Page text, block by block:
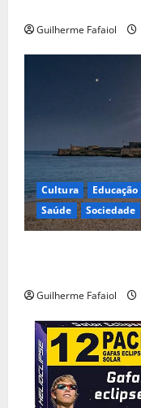
Guilherme Fafaiol
Cultura Educação
Saúde
Sociedade
Guilherme Fafaiol